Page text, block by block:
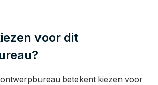
voor dit
betekent kiezen voor